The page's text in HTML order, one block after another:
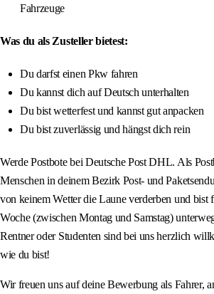
Fahrzeuge
Was du als Zusteller bietest:
Du darfst einen Pkw fahren
Du kannst dich auf Deutsch unterhalten
Du bist wetterfest und kannst gut anpacken
Du bist zuverlässig und hängst dich rein
Werde Postbote bei Deutsche Post DHL. Als
Menschen in deinem Bezirk Post- und
von keinem Wetter die Laune verderben und bist
Woche (zwischen Montag und Samstag)
Rentner oder Studenten sind bei uns herzlich
wie du bist!
Wir freuen uns auf deine Bewerbung als Fahrer,